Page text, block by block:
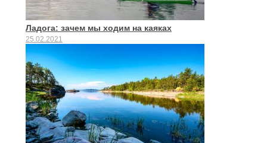
Ладога: зачем мы ходим на каяках
25.02.2021